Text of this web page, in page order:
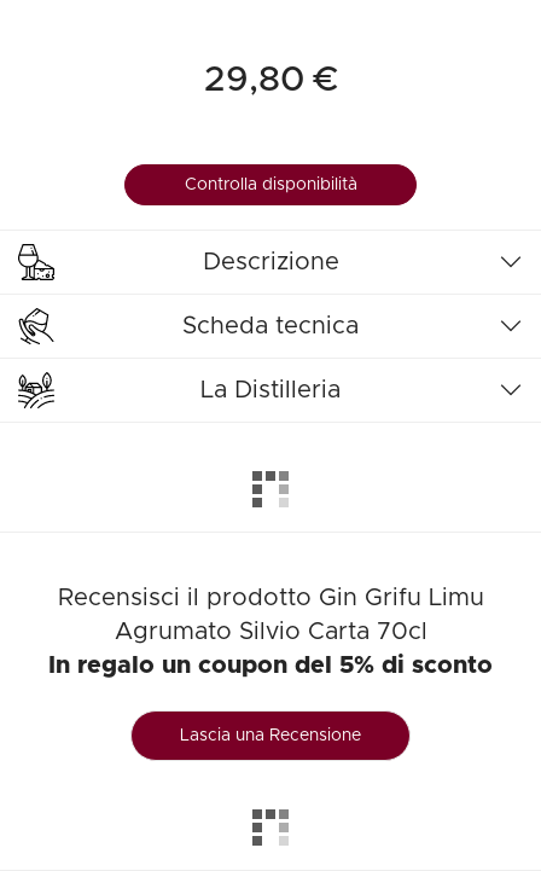
29,80 €
Controlla disponibilità
Descrizione
Scheda tecnica
La Distilleria
Recensisci il prodotto Gin Grifu Limu
Agrumato Silvio Carta 70cl
In regalo un coupon del 5% di sconto
Lascia una Recensione